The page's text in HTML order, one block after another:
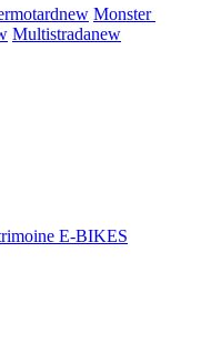
new Monster
Multistradanew
E-BIKES